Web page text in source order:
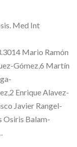
Med Int
Mario Ramón
Gómez,6 Martín
Enrique Alavez-
Javier Rangel-
Osiris Balam-